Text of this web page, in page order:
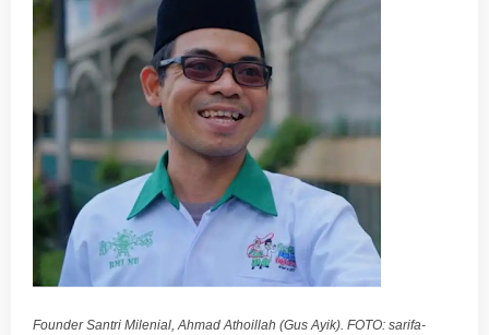
Founder Santri Milenial, Ahmad Athoillah (Gus Ayik). FOTO: sarifa-